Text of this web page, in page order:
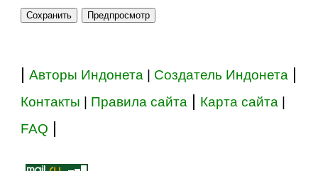
|Авторы Индонета Создатель Индонета |
Контакты Правила сайта | Карта сайта
FAQ |